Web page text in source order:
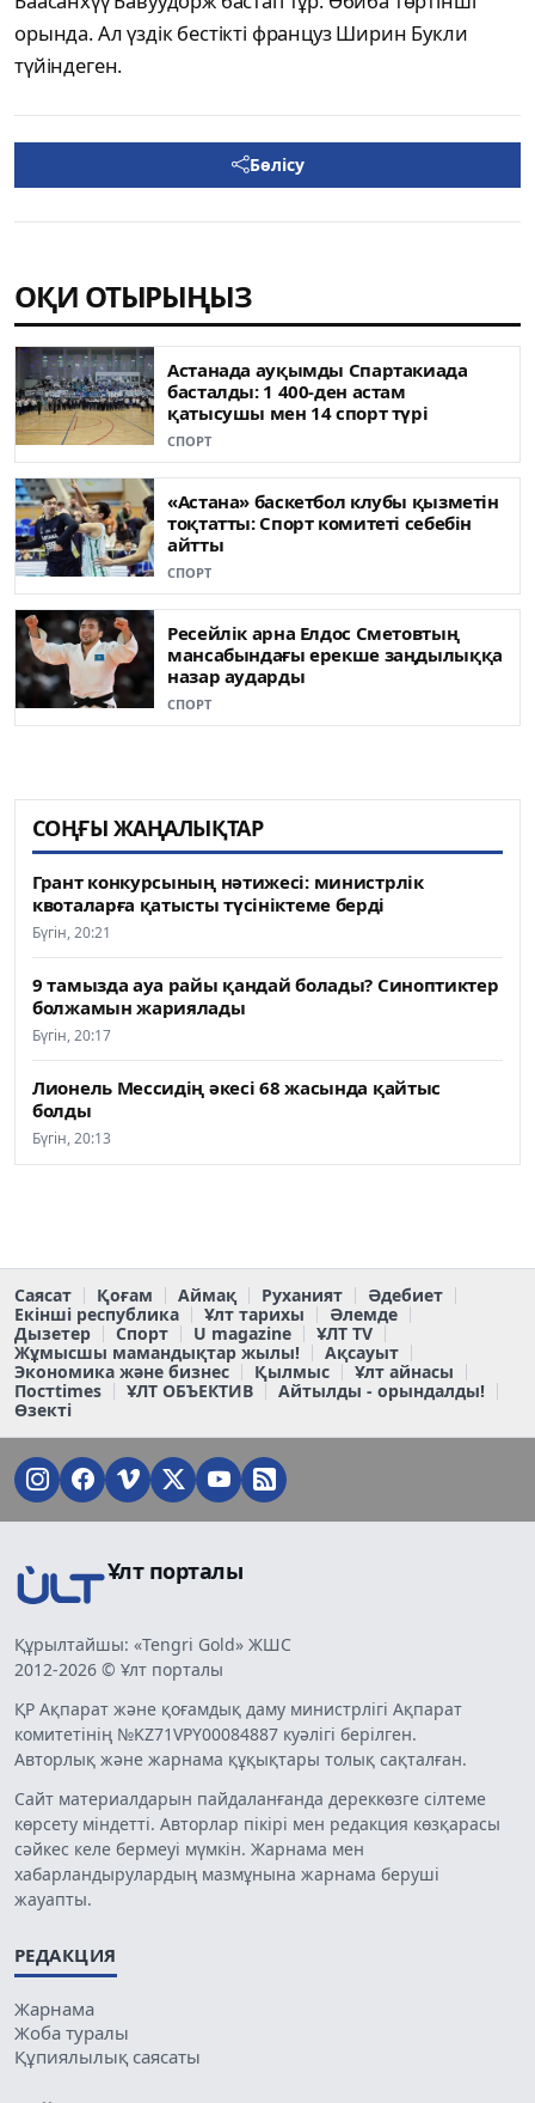
орында. Ал үздік бестікті француз Ширин Букли
түйіндеген.
Бөлісу
ОҚИ ОТЫРЫҢЫЗ
Астанада ауқымды Спартакиада
басталды: 1 400-ден астам
қатысушы мен 14 спорт түрі
СПОРТ
«Астана» баскетбол клубы қызметін
тоқтатты: Спорт комитеті себебін
айтты
СПОРТ
Ресейлік арна Елдос Сметовтың
мансабындағы ерекше заңдылыққа
назар аударды
СПОРТ
СОҢҒЫ ЖАҢАЛЫҚТАР
Грант конкурсының нәтижесі: министрлік
квоталарға қатысты түсініктеме берді
Бүгін, 20:21
9 тамызда ауа райы қандай болады? Синоптиктер
болжамын жариялады
Бүгін, 20:17
Лионель Мессидің әкесі 68 жасында қайтыс
болды
Бүгін, 20:13
Саясат Қоғам Аймақ Руханият
Әдебиет
Екінші республика
Ұлт тарихы
Әлемде
Дызетер
Спорт U magazine
ҰЛТ TV
Жұмысшы мамандықтар жылы!
Ақсауыт
Экономика және бизнес
Қылмыс
Ұлт айнасы
Постtimes
ҰЛТ ОБЪЕКТИВ
Айтылды - орындалды!
Өзекті
Ұлт порталы
Құрылтайшы: «Tengri Gold» ЖШС
2012-2026 © Ұлт порталы
ҚР Ақпарат және қоғамдық даму министрлігі Ақпарат
комитетінің №KZ71VPY00084887 куәлігі берілген.
Авторлық және жарнама құқықтары толық сақталған.
Сайт материалдарын пайдаланғанда дереккөзге сілтеме
көрсету міндетті. Авторлар пікірі мен редакция көзқарасы
сәйкес келе бермеуі мүмкін. Жарнама мен
хабарландырулардың мазмұнына жарнама беруші
жауапты.
РЕДАКЦИЯ
Жарнама
Жоба туралы
Құпиялылық саясаты